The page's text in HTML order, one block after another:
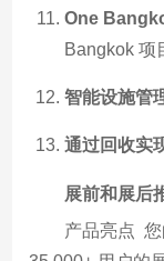
One
Bangkok 项
智能设施管
通过回收实
展前和展后
产品亮点